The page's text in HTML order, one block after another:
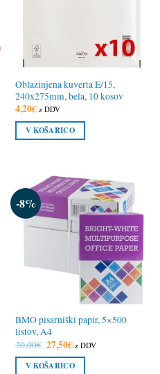
Oblazinjena kuverta E/15,
240x275mm, bela, 10 kosov
4,20€ z DDV
V KOŠARICO
-8%
BMO pisarniški papir, 5×500
listov, A4
30,00€ Izvirna
cena
je
bila:
27,50€Trenutna
cena
je:
27,50€.
z DDV
V KOŠARICO